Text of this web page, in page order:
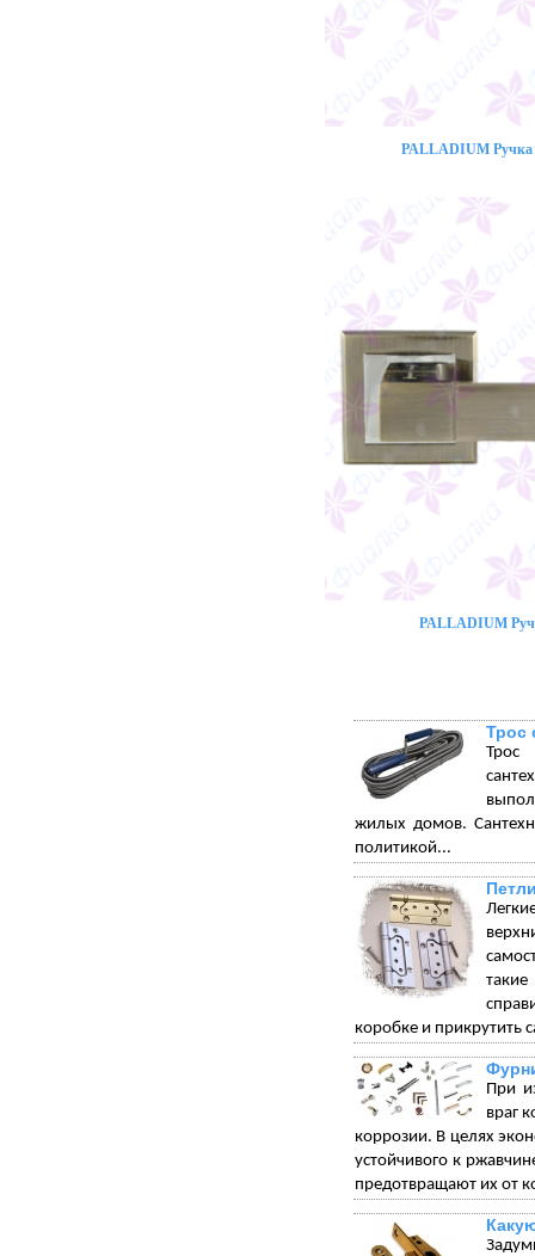
PALLADIUM Ручка
PALLADIUM
Трос
Трос
жилых домов.
политикой...
коробке и прикрутить
При
враг
коррозии. В целях
устойчивого к
предотвращают их от